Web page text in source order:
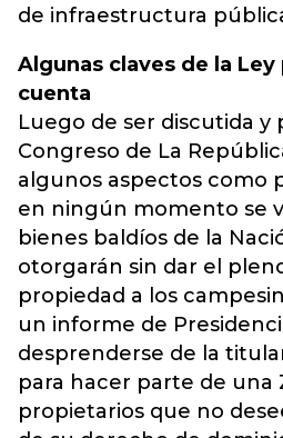
de infraestructura
Algunas claves de la Ley
cuenta
Luego de ser discutida y
Congreso de La
algunos aspectos como
en ningún momento se
bienes baldíos de la
otorgarán sin dar el
propiedad a los
un informe de
desprenderse de la
para hacer parte de una
propietarios que no